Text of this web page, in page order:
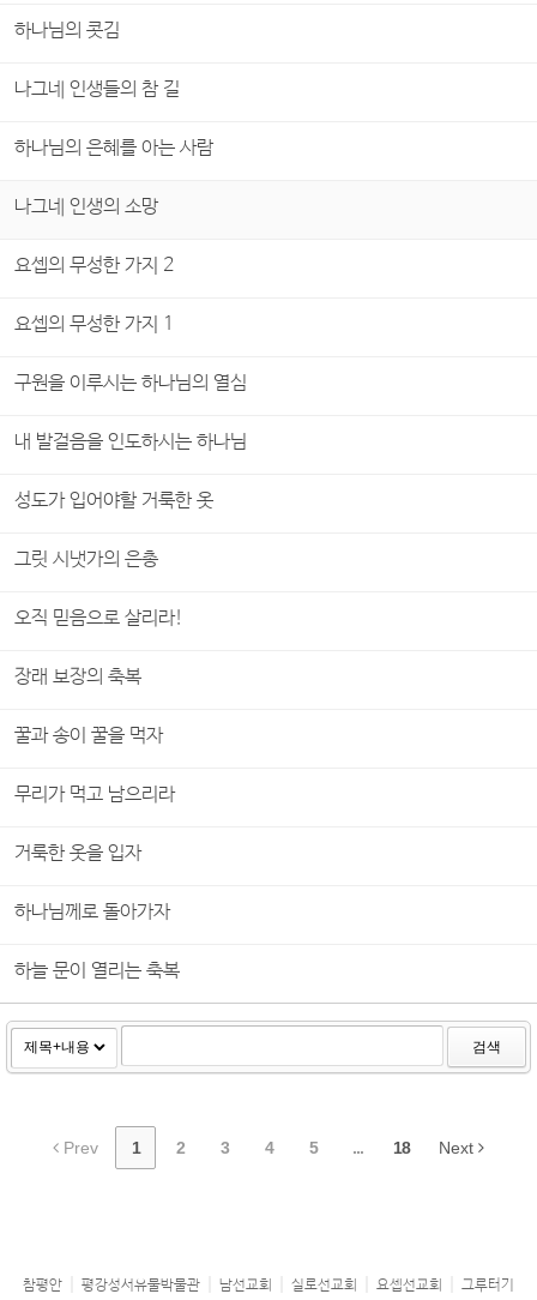
하나님의 콧김
나그네 인생들의 참 길
하나님의 은혜를 아는 사람
나그네 인생의 소망
요셉의 무성한 가지 2
요셉의 무성한 가지 1
구원을 이루시는 하나님의 열심
내 발걸음을 인도하시는 하나님
성도가 입어야할 거룩한 옷
그릿 시냇가의 은총
오직 믿음으로 살리라!
장래 보장의 축복
꿀과 송이 꿀을 먹자
무리가 먹고 남으리라
거룩한 옷을 입자
하나님께로 돌아가자
하늘 문이 열리는 축복
검색
Prev 1 2 3 4 5 ... 18 Next
참평안 평강성서유물박물관 남선교회 실로선교회 요셉선교회 그루터기